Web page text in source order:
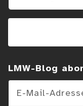
LMW-Blog
E-Mail-Adresse